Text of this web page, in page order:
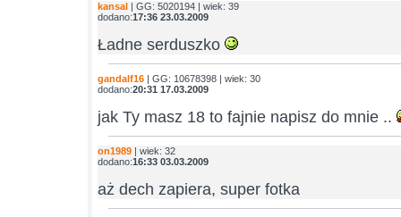
kansal | GG: 5020194 | wiek: 39
dodano:17:36 23.03.2009
Ładne serduszko
gandalf16 | GG: 10678398 | wiek: 30
dodano:20:31 17.03.2009
jak Ty masz 18 to fajnie napisz do mnie ..
on1989 | wiek: 32
dodano:16:33 03.03.2009
aż dech zapiera, super fotka